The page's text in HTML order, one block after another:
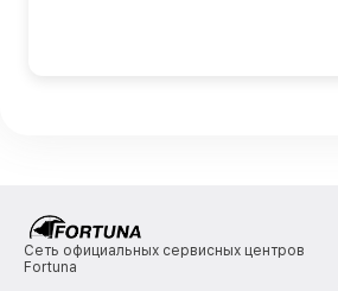
Сеть официальных сервисных центров
Fortuna